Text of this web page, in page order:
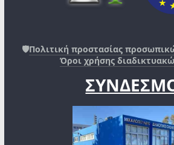
🛡️Πολιτική προστασίας
Όροι χρήσης